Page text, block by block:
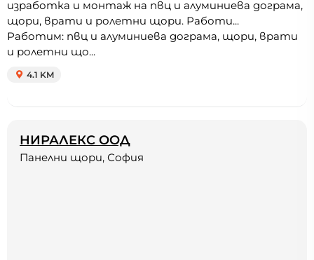
изработка и монтаж на пвц и алуминиева дограма,
щори, врати и ролетни щори. Работи...
Работим: пвц и алуминиева дограма, щори, врати
и ролетни що...
4.1 KM
НИРАЛЕКС ООД
Панелни щори, София